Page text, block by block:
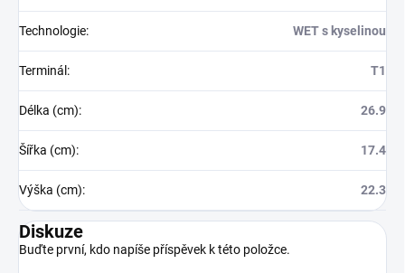
Technologie: WET s kyselinou
Terminál : T1
Délka (cm): 26.9
Šířka (cm): 17.4
Výška (cm): 22.3
Diskuze
Buďte první, kdo napíše příspěvek k této položce.